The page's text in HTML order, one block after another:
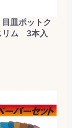
皿ポットク
リム 3本入